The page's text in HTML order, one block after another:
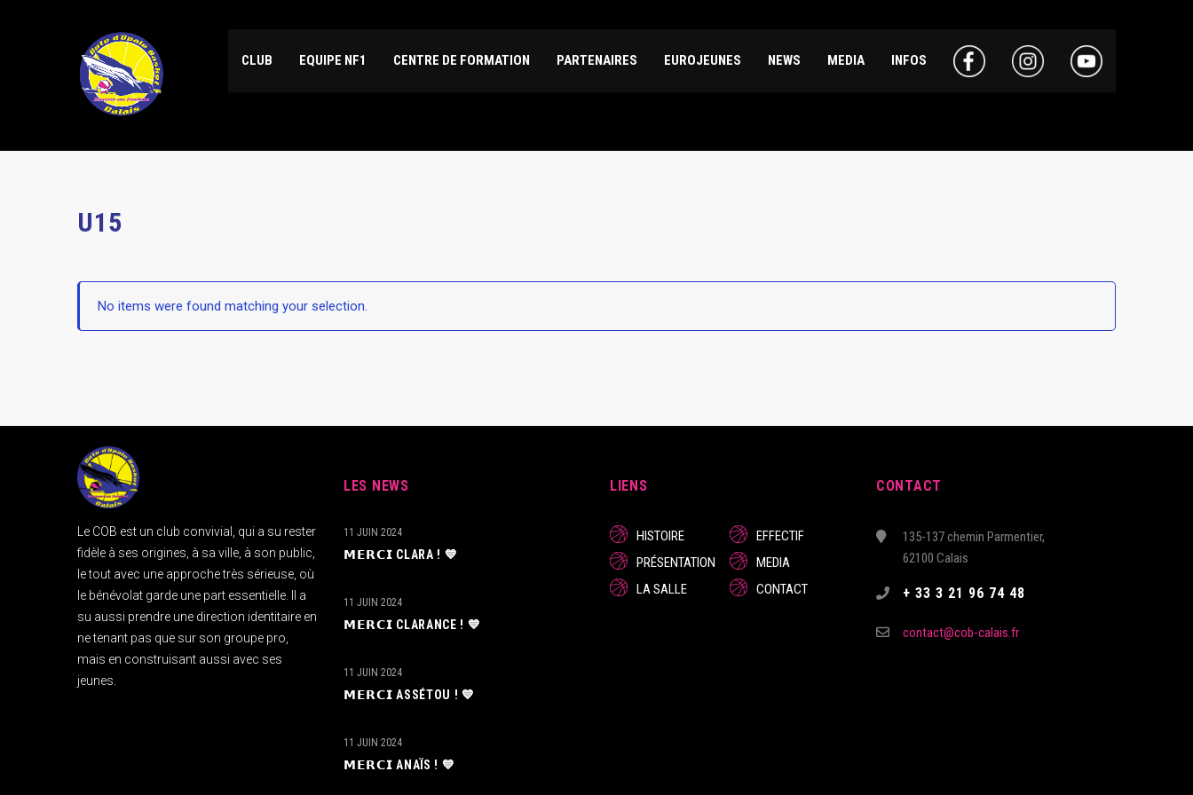
CLUB EQUIPE NF1 CENTRE DE FORMATION PARTENAIRES EUROJEUNES NEWS MEDIA INFOS
U15
No items were found matching your selection.
Le COB est un club convivial, qui a su rester
fidèle à ses origines, à sa ville, à son public,
le tout avec une approche très sérieuse, où
le bénévolat garde une part essentielle. Il a
su aussi prendre une direction identitaire en
ne tenant pas que sur son groupe pro,
mais en construisant aussi avec ses
jeunes.
LES NEWS
𝗠𝗘𝗥𝗖𝗜 CLARA ! 💙
11 JUIN 2024
𝗠𝗘𝗥𝗖𝗜 CLARANCE ! 💙
11 JUIN 2024
𝗠𝗘𝗥𝗖𝗜 ASSÉTOU ! 💙
11 JUIN 2024
𝗠𝗘𝗥𝗖𝗜 ANAÏS ! 💙
11 JUIN 2024
LIENS
HISTOIRE
EFFECTIF
PRÉSENTATION
MEDIA
LA SALLE
CONTACT
CONTACT
135-137 chemin Parmentier,
62100 Calais
+ 33 3 21 96 74 48
contact@cob-calais.fr